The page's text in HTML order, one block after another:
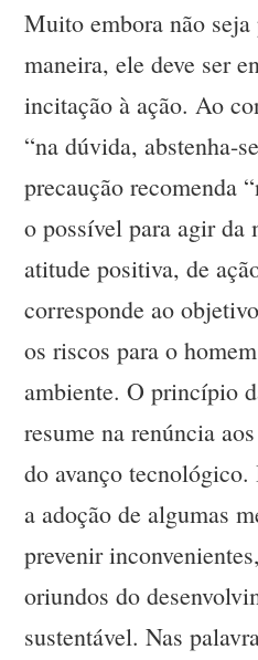
Muito embora não seja
maneira, ele deve ser
incitação à ação. Ao
“na dúvida, abstenha-
precaução recomenda
o possível para agir da
atitude positiva, de
corresponde ao
os riscos para o
ambiente. O princípio
resume na renúncia
do avanço
a adoção de algumas
prevenir
oriundos do
sustentável. Nas